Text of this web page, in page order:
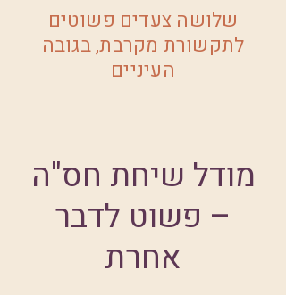
שלושה צעדים פשוטים
לתקשורת מקרבת, בגובה
העיניים
מודל שיחת חס"ה
– פשוט לדבר
אחרת